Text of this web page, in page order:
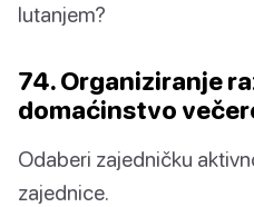
lutanjem?
74. Organiziranje
domaćinstvo
Odaberi zajedničku
zajednice.